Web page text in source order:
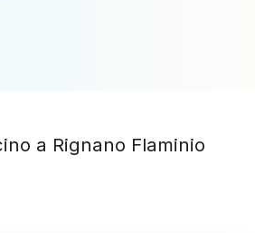
a Rignano Flaminio